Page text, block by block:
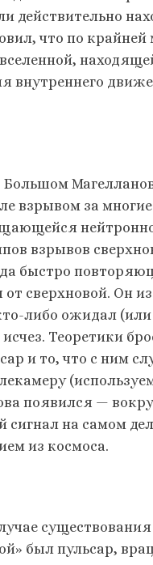
что по
внутреннего
Большом
взрывом за
взрывов
быстро
сверхновой. Он
либо ожидал
Теоретики
и то, что с ним
появился —
сигнал на самом
из космоса.
был пульсар,